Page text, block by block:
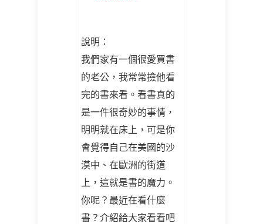
說明：
我們家有一個很愛買書
的老公，我常常撿他看
完的書來看。看書真的
是一件很奇妙的事情，
明明就在床上，可是你
會覺得自己在美國的沙
漠中、在歐洲的街道
上，這就是書的魔力。
你呢？最近在看什麼
書？介紹給大家看看吧